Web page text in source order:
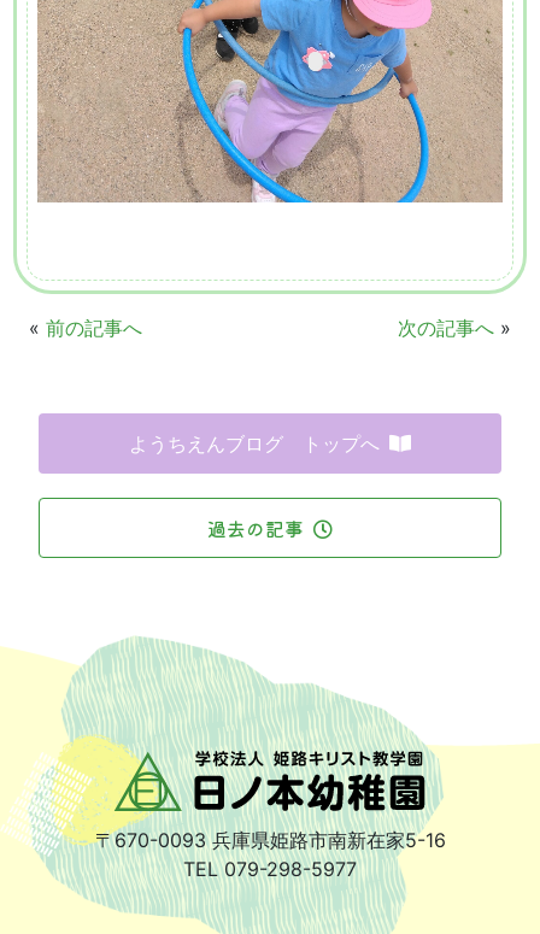
« 前の記事へ 次の記事へ »
ようちえんブログ トップへ
過去の記事
〒670-0093 兵庫県姫路市南新在家5-16
TEL 079-298-5977